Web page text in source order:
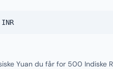
Yuan du får for 500 Indiske